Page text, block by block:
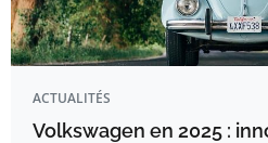
ACTUALITÉS
Volkswagen en 2025 :